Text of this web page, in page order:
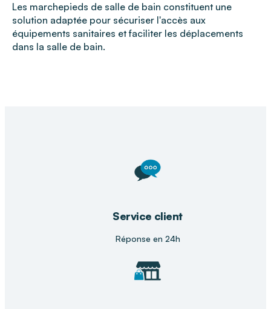
Les marchepieds de salle de bain constituent une
solution adaptée pour sécuriser l'accès aux
équipements sanitaires et faciliter les déplacements
dans la salle de bain.
Service client
Réponse en 24h